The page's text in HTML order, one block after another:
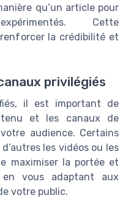
qu’un article pour
Cette
la crédibilité et
privilégiés
il est important de
et les canaux de
audience. Certains
les vidéos ou les
maximiser la portée et
en vous adaptant aux
votre public.